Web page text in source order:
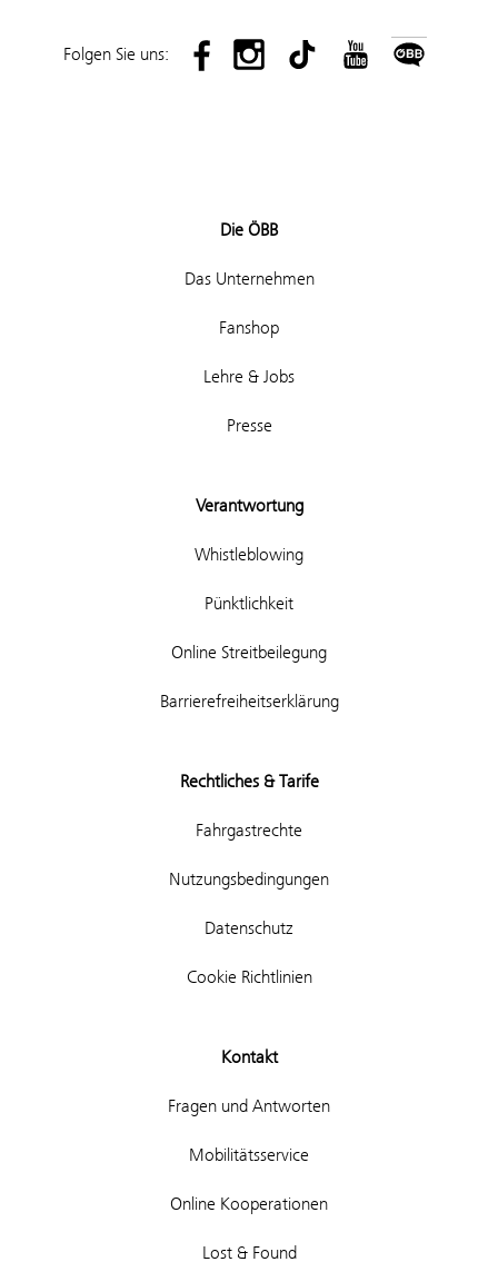
Folgen Sie uns:
Die ÖBB
Das Unternehmen
Fanshop
Lehre & Jobs
Presse
Verantwortung
Whistleblowing
Pünktlichkeit
Online Streitbeilegung
Barrierefreiheitserklärung
Rechtliches & Tarife
Fahrgastrechte
Nutzungsbedingungen
Datenschutz
Cookie Richtlinien
Kontakt
Fragen und Antworten
Mobilitätsservice
Online Kooperationen
Lost & Found